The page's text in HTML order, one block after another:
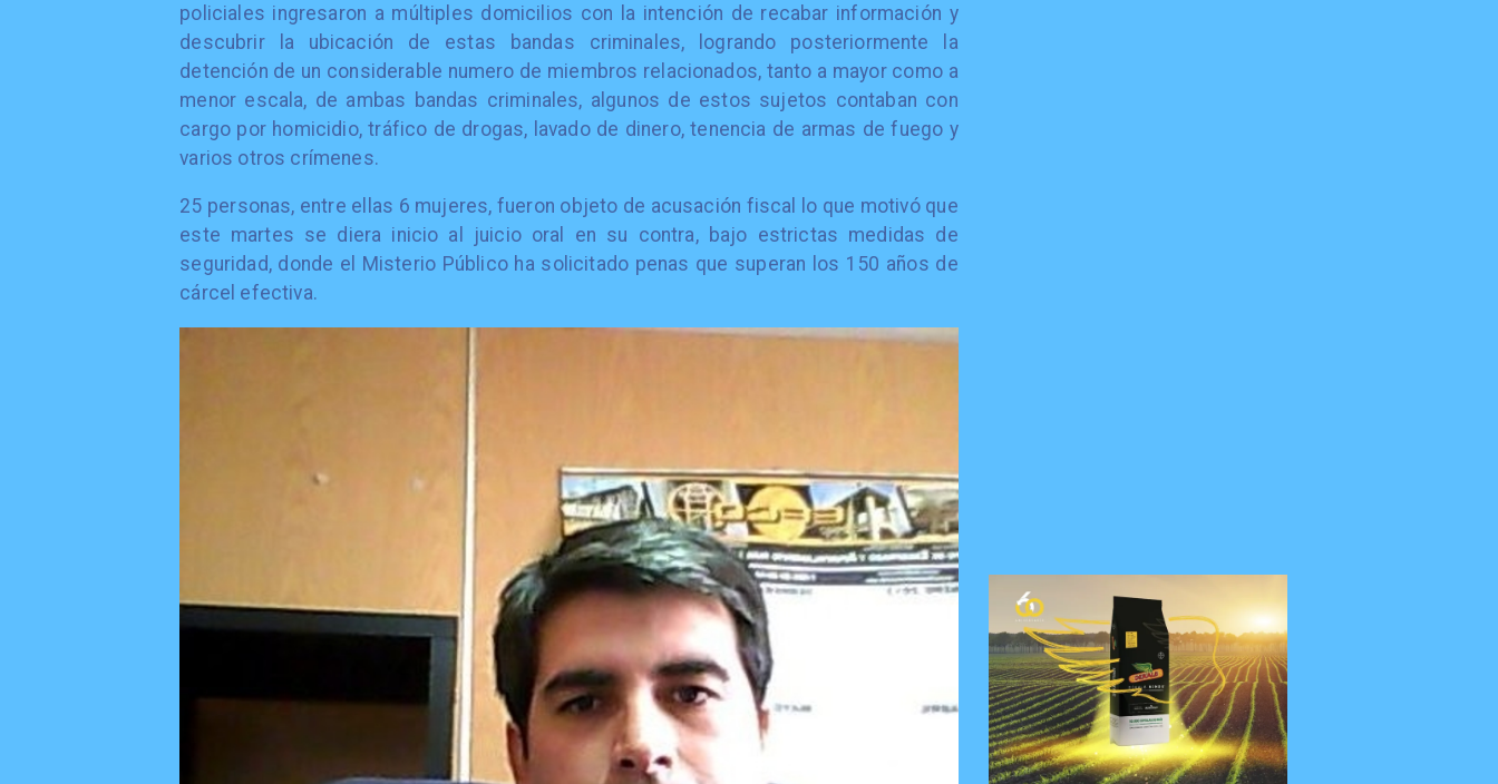
policiales ingresaron a múltiples domicilios con la intención de recabar información y
descubrir la ubicación de estas bandas criminales, logrando posteriormente la
detención de un considerable numero de miembros relacionados, tanto a mayor como a
menor escala, de ambas bandas criminales, algunos de estos sujetos contaban con
cargo por homicidio, tráfico de drogas, lavado de dinero, tenencia de armas de fuego y
varios otros crímenes.
25 personas, entre ellas 6 mujeres, fueron objeto de acusación fiscal lo que motivó que
este martes se diera inicio al juicio oral en su contra, bajo estrictas medidas de
seguridad, donde el Misterio Público ha solicitado penas que superan los 150 años de
cárcel efectiva.